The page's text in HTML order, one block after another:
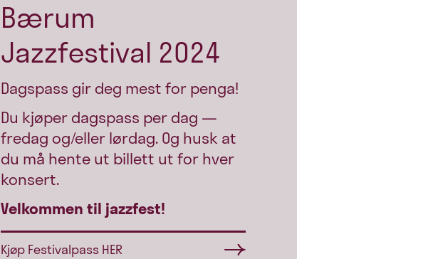
Bærum
Jazzfestival 2024
Dagspass gir deg mest for penga!
Du kjøper dagspass per dag —
fredag og/eller lørdag. Og husk at
du må hente ut billett ut for hver
konsert.
Velkommen til jazzfest!
Kjøp Festivalpass HER